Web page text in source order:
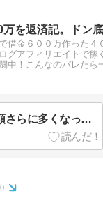
借金６００万作った４
グアフィリエイトで稼
中！こんなのバレたら
ひさびさ更新。借金額さらに多くなっても、元気に生きてます。